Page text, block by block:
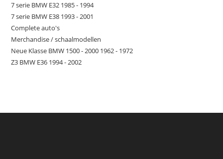
7 serie BMW E32 1985 - 1994
7 serie BMW E38 1993 - 2001
Complete auto's
Merchandise / schaalmodellen
Neue Klasse BMW 1500 - 2000 1962 - 1972
Z3 BMW E36 1994 - 2002